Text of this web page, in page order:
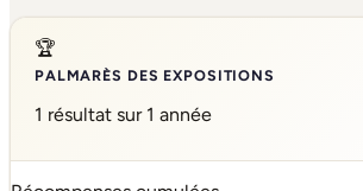
🏆
PALMARÈS DES EXPOSITIONS
1 résultat sur 1 année